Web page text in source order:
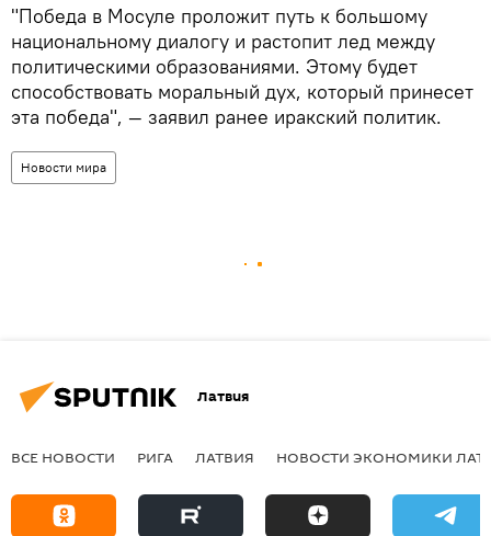
"Победа в Мосуле проложит путь к большому
национальному диалогу и растопит лед между
политическими образованиями. Этому будет
способствовать моральный дух, который принесет
эта победа", — заявил ранее иракский политик.
Новости мира
Латвия
ВСЕ НОВОСТИ РИГА ЛАТВИЯ НОВОСТИ ЭКОНОМИКИ